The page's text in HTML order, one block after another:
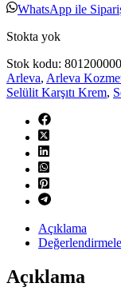
WhatsApp ile
Stokta yok
Stok kodu:
Arleva, Arleva
Selülit Karşıtı Krem,
Açıklama
Açıklama